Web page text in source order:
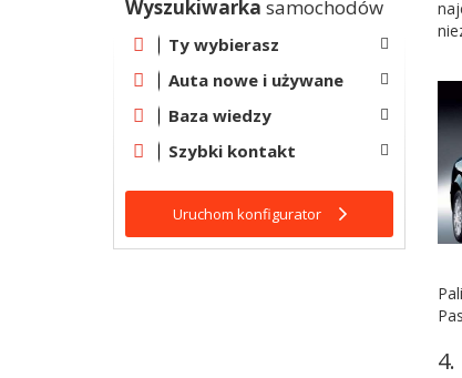
4.
Wyszukiwarka samochodów
Ty wybierasz
Auta nowe i używane
Baza wiedzy
Szybki kontakt
Uruchom konfigurator